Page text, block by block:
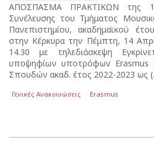
ΑΠΟΣΠΑΣΜΑ ΠΡΑΚΤΙΚΩΝ της
Συνέλευσης του Τμήματος
Πανεπιστημίου, ακαδημαϊκού
στην Κέρκυρα την Πέμπτη, 14
14.30 με τηλεδιάσκεψη
υποψηφίων υποτρόφων Erasmus
Σπουδών ακαδ. έτος 2022-2023 ως
Γενικές Ανακοινώσεις Erasmus